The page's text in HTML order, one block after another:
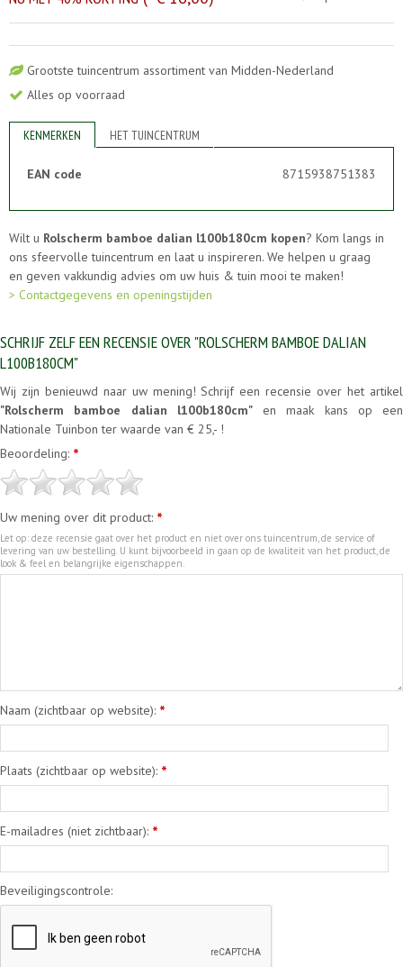
Grootste tuincentrum assortiment van Midden-Nederland
Alles op voorraad
KENMERKEN HET TUINCENTRUM
EAN code 8715938751383
Wilt u Rolscherm bamboe dalian l100b180cm kopen? Kom langs in
ons sfeervolle tuincentrum en laat u inspireren. We helpen u graag
en geven vakkundig advies om uw huis & tuin mooi te maken!
> Contactgegevens en openingstijden
SCHRIJF ZELF EEN RECENSIE OVER "ROLSCHERM BAMBOE DALIAN
L100B180CM"
Wij zijn benieuwd naar uw mening! Schrijf een recensie over het artikel
"Rolscherm bamboe dalian l100b180cm"en maak kans op een
Nationale Tuinbon ter waarde van € 25,- !
Beoordeling: *
Uw mening over dit product: *
Let op: deze recensie gaat over het product en niet over ons tuincentrum, de service of
levering van uw bestelling. U kunt bijvoorbeeld in gaan op de kwaliteit van het product, de
look & feel en belangrijke eigenschappen.
Naam (zichtbaar op website): *
Plaats (zichtbaar op website): *
E-mailadres (niet zichtbaar): *
Beveiligingscontrole: